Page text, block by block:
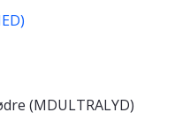
(MDULTRALYD)